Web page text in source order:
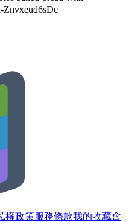
Znvxeud6sDc
權政策服務條款我的收藏會